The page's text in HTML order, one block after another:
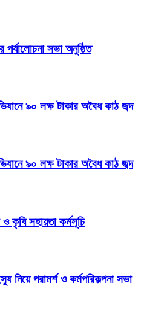
পর্যালোচনা সভা অনুষ্ঠিত
৯০ লক্ষ টাকার অবৈধ কাঠ জব্দ
৯০ লক্ষ টাকার অবৈধ কাঠ জব্দ
ও কৃষি সহায়তা কর্মসূচি
নিয়ে পরামর্শ ও কর্মপরিকল্পনা সভা